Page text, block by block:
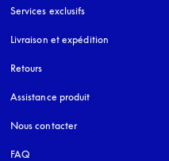
Services exclusifs
Livraison et expédition
Retours
Assistance produit
Nous contacter
FAQ